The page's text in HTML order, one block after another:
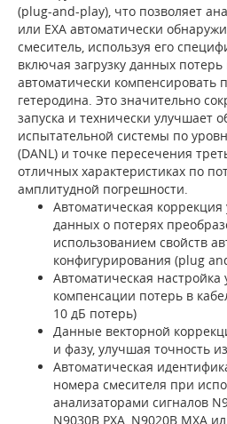
(plug-and-play), что позволяет
или EXA автоматически
смеситель, используя его
включая загрузку данных
автоматически компенсировать
гетеродина. Это значительно
запуска и технически улучшает
испытательной системы по
(DANL) и точке пересечения
отличных характеристиках по
амплитудной погрешности.
Автоматическая
данных о потерях
использованием свойств
конфигурирования (plug
Автоматическая настройка
компенсации потерь в
10 дБ потерь)
Данные векторной
и фазу, улучшая точность
Автоматическая
номера смесителя при
анализаторами сигналов
N9030B PXA, N9020B MXA